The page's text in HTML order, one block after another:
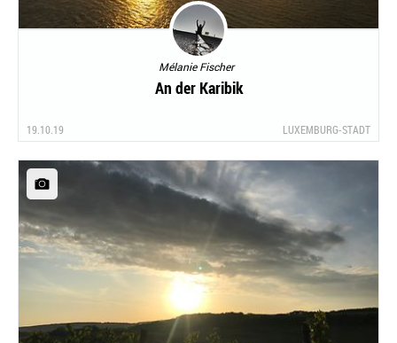
Mélanie Fischer
An der Karibik
19.10.19 LUXEMBURG-STADT